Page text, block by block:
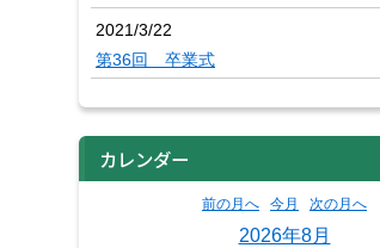
2021/3/22
第36回 卒業式
カレンダー
前の月へ 今月 次の月へ
2026年8月